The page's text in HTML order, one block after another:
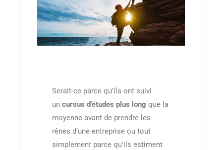
Serait-ce parce qu’ils ont suivi
uncursus d’études plus long que la
moyenne avant de prendre les
rênes d’une entreprise ou tout
simplement parce qu’ils estiment